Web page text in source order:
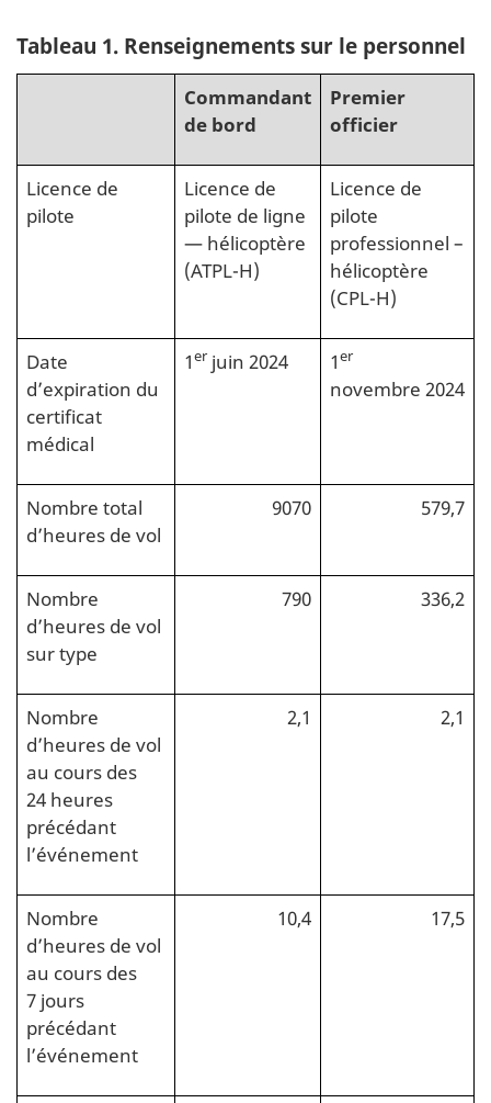
Tableau 1. Renseignements sur le personnel
Commandant
de bord
Premier
officier
Licence de
pilote
Licence de
pilote de ligne
— hélicoptère
(ATPL-H)
Licence de
pilote
professionnel –
hélicoptère
(CPL-H)
Date
d’expiration du
certificat
médical
1er juin 2024 1er
novembre 2024
Nombre total
d’heures de vol
9070 579,7
Nombre
d’heures de vol
sur type
790 336,2
Nombre
d’heures de vol
au cours des
24 heures
précédant
l’événement
2,1 2,1
Nombre
d’heures de vol
au cours des
7 jours
précédant
l’événement
10,4 17,5